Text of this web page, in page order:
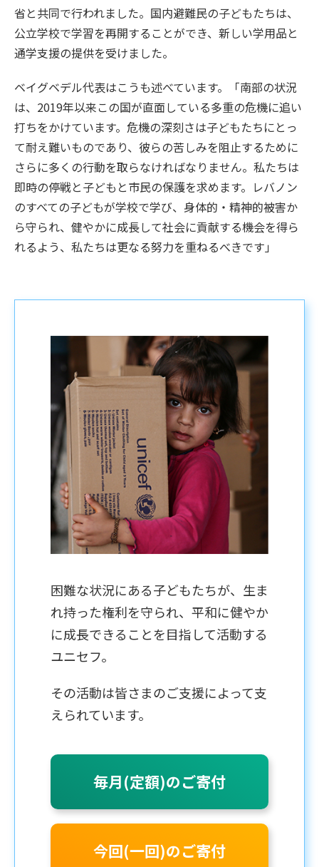
省と共同で行われました。国内避難民の子どもたちは、
公立学校で学習を再開することができ、新しい学用品と
通学支援の提供を受けました。
ベイグベデル代表はこうも述べています。「南部の状況
は、2019年以来この国が直面している多重の危機に追い
打ちをかけています。危機の深刻さは子どもたちにとっ
て耐え難いものであり、彼らの苦しみを阻止するために
さらに多くの行動を取らなければなりません。私たちは
即時の停戦と子どもと市民の保護を求めます。レバノン
のすべての子どもが学校で学び、身体的・精神的被害か
ら守られ、健やかに成長して社会に貢献する機会を得ら
れるよう、私たちは更なる努力を重ねるべきです」
困難な状況にある子どもたちが、生ま
れ持った権利を守られ、平和に健やか
に成長できることを目指して活動する
ユニセフ。
その活動は皆さまのご支援によって支
えられています。
毎月(定額)のご寄付
今回(一回)のご寄付